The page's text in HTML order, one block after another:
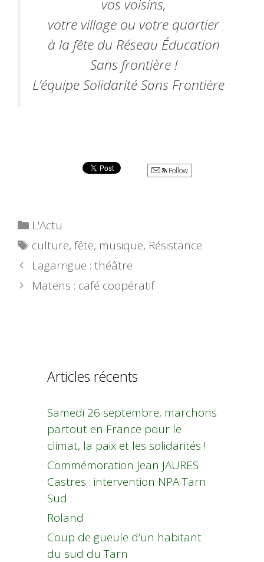
vos voisins,
votre​ village ou votre quartier
à la fête du Réseau Éducation
Sans frontière !
L’équipe Solidarité Sans Frontière
Follow
Catégories
L'Actu
Étiquettes
culture,fête, musique, Résistance
Lagarrigue : théâtre
Matens : café coopératif
Articles récents
Samedi 26 septembre, marchons
partout en France pour le
climat, la paix et les solidarités !
Commémoration Jean JAURES
Castres : intervention NPA Tarn
Sud :
Roland
Coup de gueule d’un habitant
du sud du Tarn